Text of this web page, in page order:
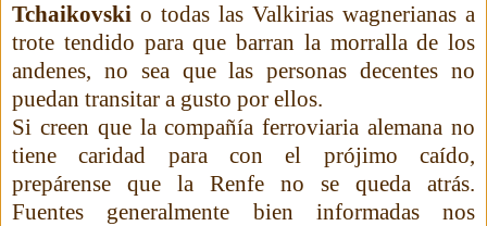
Tchaikovski o todas las Valkirias wagnerianas a
trote tendido para que barran la morralla de los
andenes, no sea que las personas decentes no
puedan transitar a gusto por ellos.
Si creen que la compañía ferroviaria alemana no
tiene caridad para con el prójimo caído,
prepárense que la Renfe no se queda atrás.
Fuentes generalmente bien informadas nos